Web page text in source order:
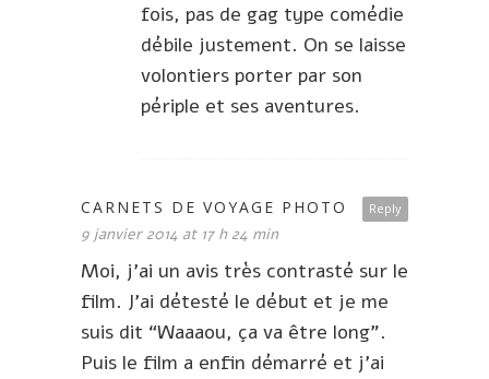
fois, pas de gag type comédie
débile justement. On se laisse
volontiers porter par son
périple et ses aventures.
Reply
CARNETS DE VOYAGE PHOTO
9 janvier 2014 at 17 h 24 min
Moi, j’ai un avis très contrasté sur le
film. J’ai détesté le début et je me
suis dit “Waaaou, ça va être long”.
Puis le film a enfin démarré et j’ai